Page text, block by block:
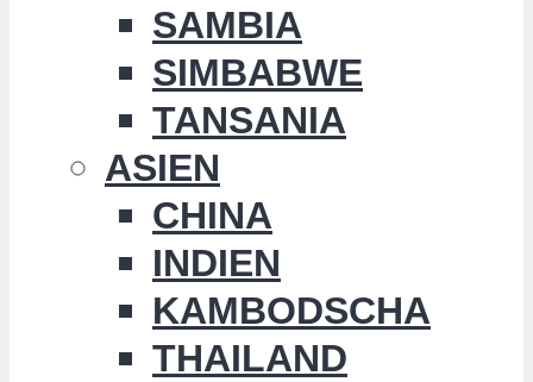
SAMBIA
SIMBABWE
TANSANIA
ASIEN
CHINA
INDIEN
KAMBODSCHA
THAILAND